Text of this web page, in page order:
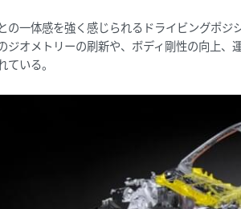
の一体感を強く感じられるドライビングポ
ジオメトリーの刷新や、ボディ剛性の向上
ている。